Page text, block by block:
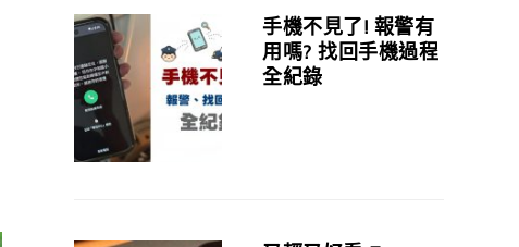
手機不見了! 報警有
用嗎? 找回手機過程
全紀錄